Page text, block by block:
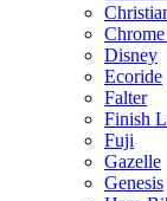
Disney
Ecoride
Falter
Finish
Fuji
Gazelle
Genesis